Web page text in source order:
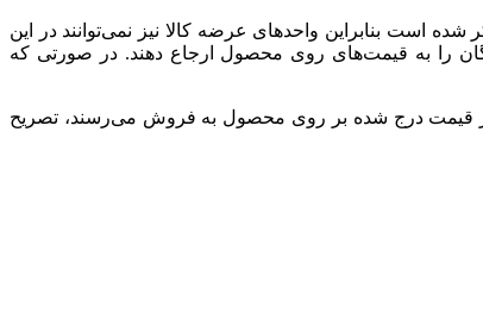
است بنابراین واحدهای عرضه‌ کالا نیز نمی‌توانند در این
را به قیمت‌های روی محصول ارجاع دهند. در صورتی که
از قیمت درج شده بر روی محصول به فروش‌ می‌رسند، تصریح